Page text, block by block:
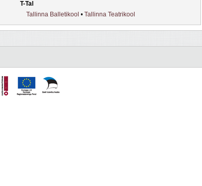
T-Tal
Tallinna Balletikool • Tallinna Teatrikool